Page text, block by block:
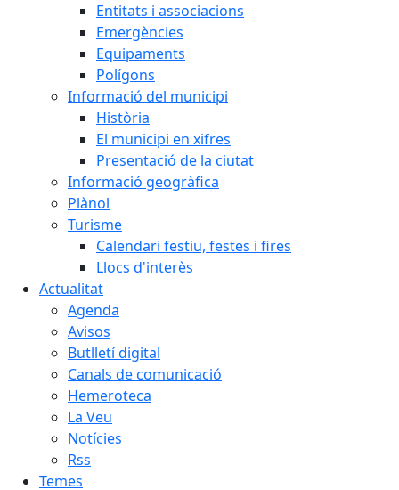
Entitats i associacions
Emergències
Equipaments
Polígons
Informació del municipi
Història
El municipi en xifres
Presentació de la ciutat
Informació geogràfica
Plànol
Turisme
Calendari festiu, festes i fires
Llocs d'interès
Actualitat
Agenda
Avisos
Butlletí digital
Canals de comunicació
Hemeroteca
La Veu
Notícies
Rss
Temes